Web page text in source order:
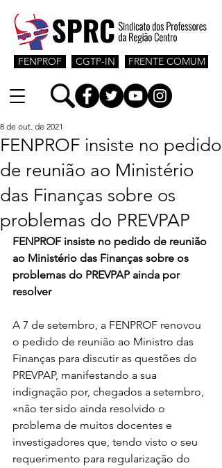
CGTP-IN
FENPROF FRENTE COMUM
FENPROF insiste no pedido
de reunião ao Ministério
das Finanças sobre os
problemas do PREVPAP
8 de out. de 2021
FENPROF insiste no pedido de reunião
ao Ministério das Finanças sobre os
problemas do PREVPAP ainda por
resolver
A 7 de setembro, a FENPROF renovou
o pedido de reunião ao Ministro das
Finanças para discutir as questões do
PREVPAP, manifestando a sua
indignação por, chegados a setembro,
«não ter sido ainda resolvido o
problema de muitos docentes e
investigadores que, tendo visto o seu
requerimento para regularização do